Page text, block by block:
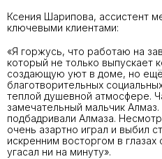
Ксения Шарипова, ассистент
ключевыми клиентами:
«Я горжусь, что работаю на
который не только выпускает
создающую уют в доме, но ещё
благотворительных
теплой душевной атмосфере.
замечательный мальчик
подбадривали Алмаза.
очень азартно играл и выбил
искренним восторгом в
угасал ни на минуту».